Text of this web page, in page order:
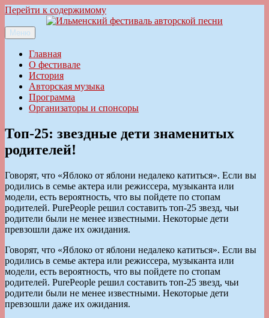
Перейти к содержимому
Ильменский фестиваль авторской песни
Меню
Главная
О фестивале
История
Авторская музыка
Программа
Организаторы и спонсоры
Топ-25: звездные дети знаменитых
родителей!
Говорят, что «Яблоко от яблони недалеко катиться». Если вы
родились в семье актера или режиссера, музыканта или
модели, есть вероятность, что вы пойдете по стопам
родителей. PurePeople решил составить топ-25 звезд, чьи
родители были не менее известными. Некоторые дети
превзошли даже их ожидания.
Говорят, что «Яблоко от яблони недалеко катиться». Если вы
родились в семье актера или режиссера, музыканта или
модели, есть вероятность, что вы пойдете по стопам
родителей. PurePeople решил составить топ-25 звезд, чьи
родители были не менее известными. Некоторые дети
превзошли даже их ожидания.